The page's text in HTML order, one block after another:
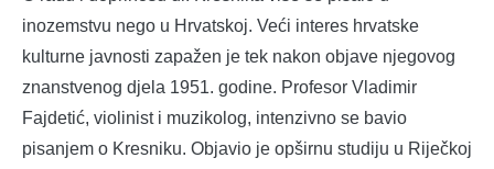
inozemstvu nego u Hrvatskoj. Veći interes hrvatske
kulturne javnosti zapažen je tek nakon objave njegovog
znanstvenog djela 1951. godine. Profesor Vladimir
Fajdetić, violinist i muzikolog, intenzivno se bavio
pisanjem o Kresniku. Objavio je opširnu studiju u Riječkoj